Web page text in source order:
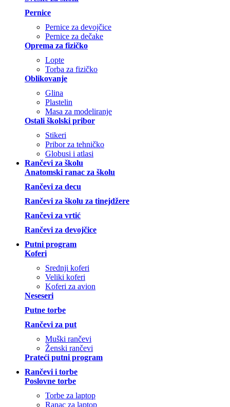
Pernice
Pernice za devojčice
Pernice za dečake
Oprema za fizičko
Lopte
Torba za fizičko
Oblikovanje
Glina
Plastelin
Masa za modeliranje
Ostali školski pribor
Stikeri
Pribor za tehničko
Globusi i atlasi
Rančevi za školu
Anatomski ranac za školu
Rančevi za decu
Rančevi za školu za tinejdžere
Rančevi za vrtić
Rančevi za devojčice
Putni program
Koferi
Srednji koferi
Veliki koferi
Koferi za avion
Neseseri
Putne torbe
Rančevi za put
Muški rančevi
Ženski rančevi
Prateći putni program
Rančevi i torbe
Poslovne torbe
Torbe za laptop
Ranac za laptop